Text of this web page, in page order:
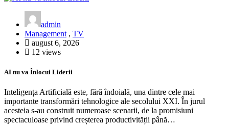
admin
Management , TV
august 6, 2026
12 views
AI nu va Înlocui Liderii
Inteligența Artificială este, fără îndoială, una dintre cele mai
importante transformări tehnologice ale secolului XXI. În jurul
acesteia s-au construit numeroase scenarii, de la promisiuni
spectaculoase privind creșterea productivității până…